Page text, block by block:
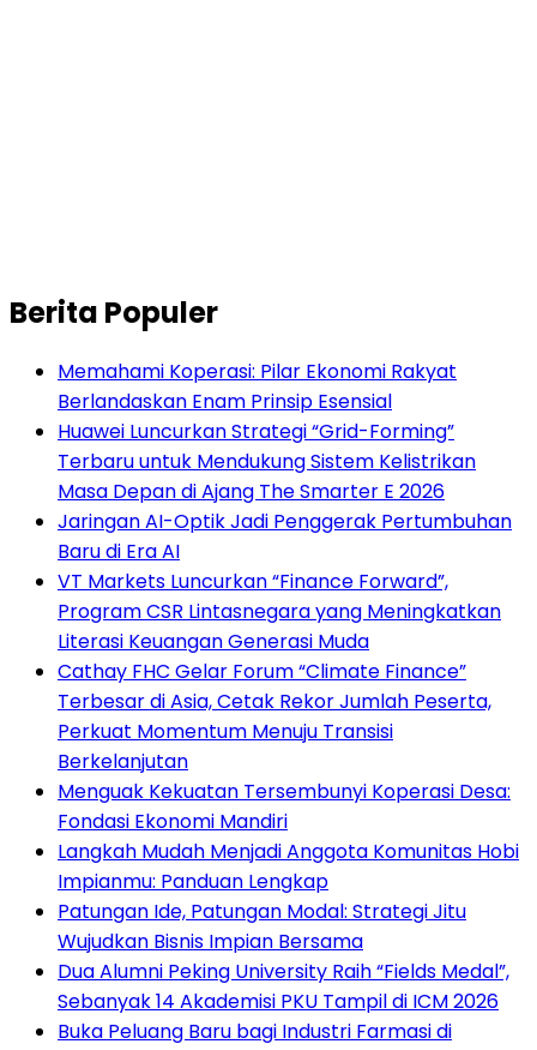
Berita Populer
Memahami Koperasi: Pilar Ekonomi Rakyat
Berlandaskan Enam Prinsip Esensial
Huawei Luncurkan Strategi “Grid-Forming”
Terbaru untuk Mendukung Sistem Kelistrikan
Masa Depan di Ajang The Smarter E 2026
Jaringan AI-Optik Jadi Penggerak Pertumbuhan
Baru di Era AI
VT Markets Luncurkan “Finance Forward”,
Program CSR Lintasnegara yang Meningkatkan
Literasi Keuangan Generasi Muda
Cathay FHC Gelar Forum “Climate Finance”
Terbesar di Asia, Cetak Rekor Jumlah Peserta,
Perkuat Momentum Menuju Transisi
Berkelanjutan
Menguak Kekuatan Tersembunyi Koperasi Desa:
Fondasi Ekonomi Mandiri
Langkah Mudah Menjadi Anggota Komunitas Hobi
Impianmu: Panduan Lengkap
Patungan Ide, Patungan Modal: Strategi Jitu
Wujudkan Bisnis Impian Bersama
Dua Alumni Peking University Raih “Fields Medal”,
Sebanyak 14 Akademisi PKU Tampil di ICM 2026
Buka Peluang Baru bagi Industri Farmasi di